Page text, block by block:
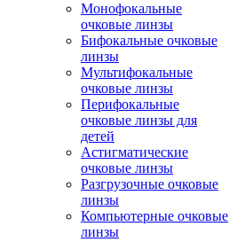
Монофокальные
очковые линзы
Бифокальные очковые
линзы
Мультифокальные
очковые линзы
Перифокальные
очковые линзы для
детей
Астигматические
очковые линзы
Разгрузочные очковые
линзы
Компьютерные очковые
линзы